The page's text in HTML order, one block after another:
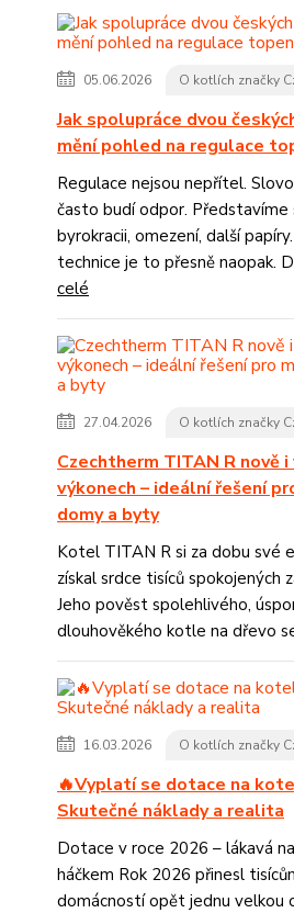
05.06.2026 O kotlích značky
Jak spolupráce dvou
mění pohled na regulace
Regulace nejsou nepřítel.
často budí odpor. Představíme
byrokracii, omezení, další
technice je to přesně naopak.
celé
27.04.2026 O kotlích značky
Czechtherm TITAN R nově i
výkonech – ideální řešení
domy a byty
Kotel TITAN R si za dobu své
získal srdce tisíců spokojených
Jeho pověst spolehlivého,
dlouhověkého kotle na dřevo
16.03.2026 O kotlích značky
🔥Vyplatí se dotace na
Skutečné náklady a realita
Dotace v roce 2026 – lákavá
háčkem Rok 2026 přinesl
domácností opět jednu velkou